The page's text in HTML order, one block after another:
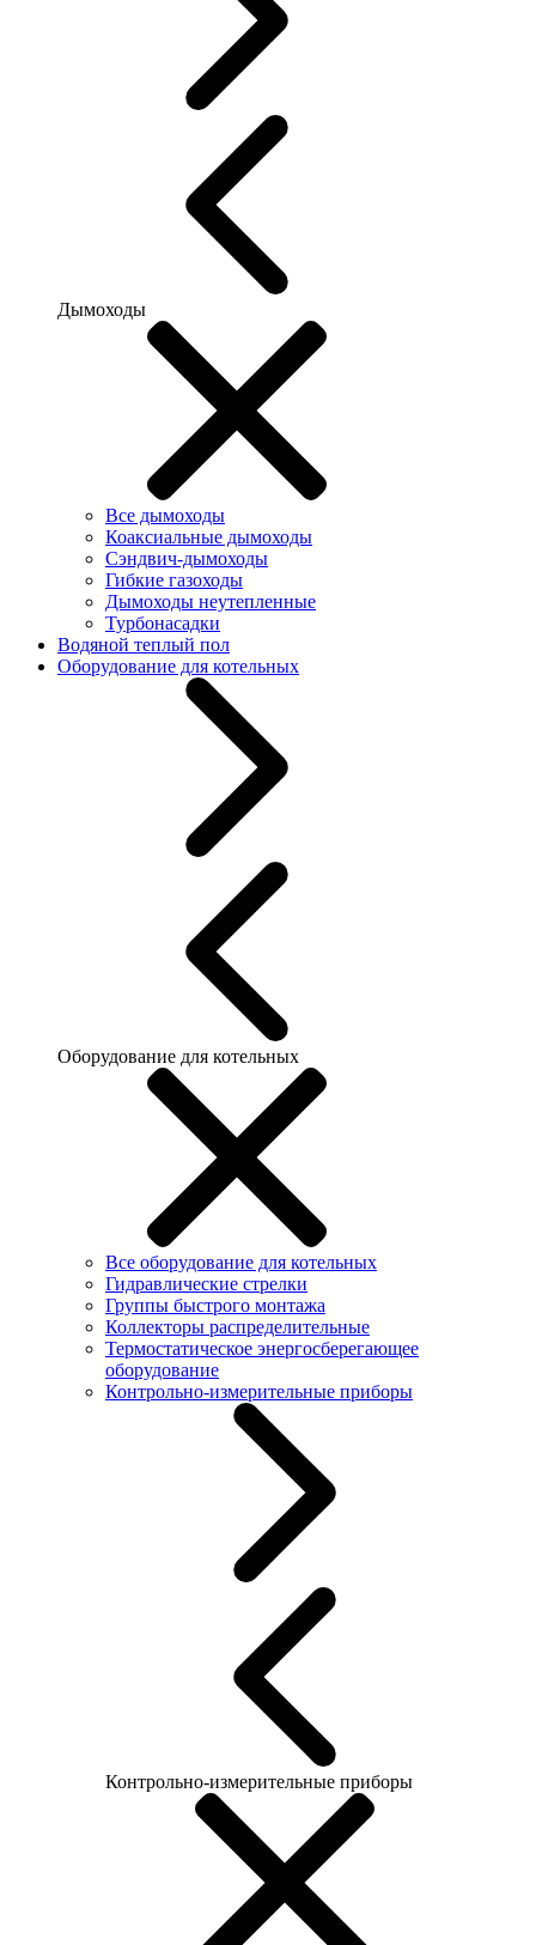
Дымоходы
Все дымоходы
Коаксиальные дымоходы
Сэндвич-дымоходы
Гибкие газоходы
Дымоходы неутепленные
Турбонасадки
Водяной теплый пол
Оборудование для котельных
Оборудование для котельных
Все оборудование для котельных
Гидравлические стрелки
Группы быстрого монтажа
Коллекторы распределительные
Термостатическое энергосберегающее
оборудование
Контрольно-измерительные приборы
Контрольно-измерительные приборы